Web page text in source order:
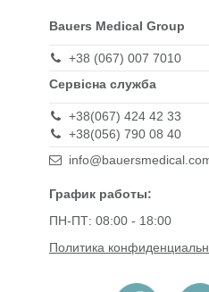
Bauers Medical Group
+38 (067) 007 7010
Сервісна служба
+38(067) 424 42 33
+38(056) 790 08 40
График работы:
ПН-ПТ: 08:00 - 18:00
Политика